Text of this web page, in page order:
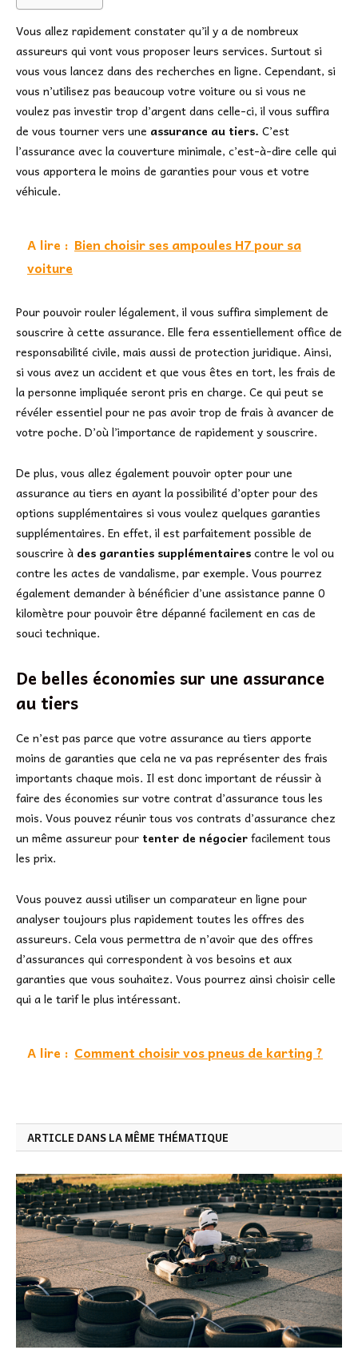
Vous allez rapidement constater qu’il y a de nombreux
assureurs qui vont vous proposer leurs services. Surtout si
vous vous lancez dans des recherches en ligne. Cependant, si
vous n’utilisez pas beaucoup votre voiture ou si vous ne
voulez pas investir trop d’argent dans celle-ci, il vous suffira
de vous tourner vers une assurance au tiers. C’est
l’assurance avec la couverture minimale, c’est-à-dire celle qui
vous apportera le moins de garanties pour vous et votre
véhicule.
A lire : Bien choisir ses ampoules H7 pour sa
voiture
Pour pouvoir rouler légalement, il vous suffira simplement de
souscrire à cette assurance. Elle fera essentiellement office de
responsabilité civile, mais aussi de protection juridique. Ainsi,
si vous avez un accident et que vous êtes en tort, les frais de
la personne impliquée seront pris en charge. Ce qui peut se
révéler essentiel pour ne pas avoir trop de frais à avancer de
votre poche. D’où l’importance de rapidement y souscrire.
De plus, vous allez également pouvoir opter pour une
assurance au tiers en ayant la possibilité d’opter pour des
options supplémentaires si vous voulez quelques garanties
supplémentaires. En effet, il est parfaitement possible de
souscrire à des garanties supplémentairescontre le vol ou
contre les actes de vandalisme, par exemple. Vous pourrez
également demander à bénéficier d’une assistance panne 0
kilomètre pour pouvoir être dépanné facilement en cas de
souci technique.
De belles économies sur une assurance
au tiers
Ce n’est pas parce que votre assurance au tiers apporte
moins de garanties que cela ne va pas représenter des frais
importants chaque mois. Il est donc important de réussir à
faire des économies sur votre contrat d’assurance tous les
mois. Vous pouvez réunir tous vos contrats d’assurance chez
un même assureur pour tenter de négocierfacilement tous
les prix.
Vous pouvez aussi utiliser un comparateur en ligne pour
analyser toujours plus rapidement toutes les offres des
assureurs. Cela vous permettra de n’avoir que des offres
d’assurances qui correspondent à vos besoins et aux
garanties que vous souhaitez. Vous pourrez ainsi choisir celle
qui a le tarif le plus intéressant.
A lire : Comment choisir vos pneus de karting ?
ARTICLE DANS LA MÊME THÉMATIQUE